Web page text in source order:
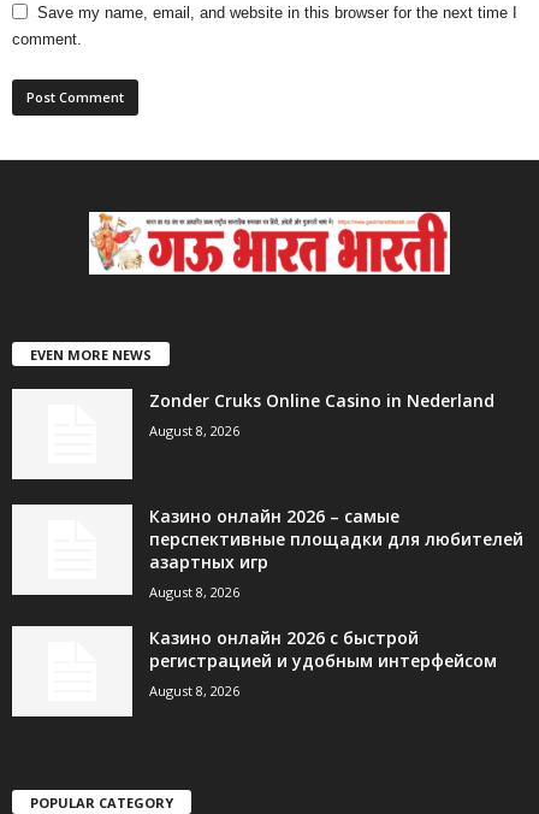
Save my name, email, and website in this browser for the next time I
comment.
EVEN MORE NEWS
Zonder Cruks Online Casino in Nederland
August 8, 2026
Казино онлайн 2026 – самые
перспективные площадки для любителей
азартных игр
August 8, 2026
Казино онлайн 2026 с быстрой
регистрацией и удобным интерфейсом
August 8, 2026
POPULAR CATEGORY